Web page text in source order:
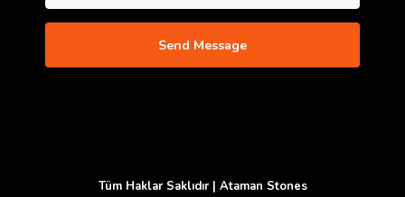
Tüm Haklar Saklıdır | Ataman Stones